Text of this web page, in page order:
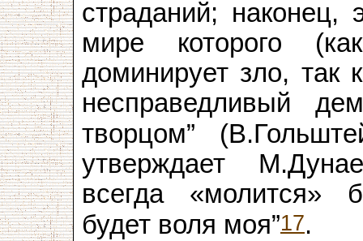
страданий; наконец,
мире которого
доминирует зло, так
несправедливый
творцом”
утверждает
всегда «молится»
будет воля моя”17.